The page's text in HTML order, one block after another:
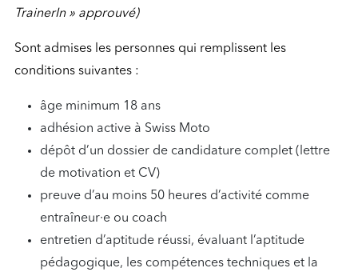
TrainerIn » approuvé)
Sont admises les personnes qui remplissent les
conditions suivantes :
âge minimum 18 ans
adhésion active à Swiss Moto
dépôt d’un dossier de candidature complet (lettre
de motivation et CV)
preuve d’au moins 50 heures d’activité comme
entraîneur·e ou coach
entretien d’aptitude réussi, évaluant l’aptitude
pédagogique, les compétences techniques et la